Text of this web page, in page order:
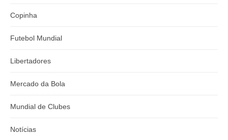
Copinha
Futebol Mundial
Libertadores
Mercado da Bola
Mundial de Clubes
Notícias